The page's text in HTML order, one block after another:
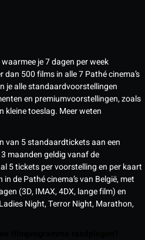
je 7 dagen per week
500 films in alle 7 Pathé cinema’s
je alle standaardvoorstellingen
en premiumvoorstellingen, zoals
kleine toeslag. Meer weten
van 5 standaardtickets aan een
maanden geldig vanaf de
5 tickets per voorstelling en per kaart
de Pathé cinema’s van België, met
(3D, IMAX, 4DX, lange film) en
Night, Terror Night, Marathon,